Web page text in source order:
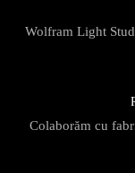
Wolfram Light
Colaborăm cu